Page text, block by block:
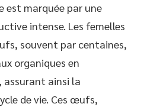
est marquée par une
intense. Les femelles
souvent par centaines,
organiques en
ainsi la
de vie. Ces œufs,